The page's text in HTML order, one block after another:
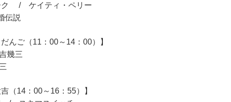
/ ケイティ・ペリー
説
んご（11：00～14：00）】
幾三
（14：00～16：55）】